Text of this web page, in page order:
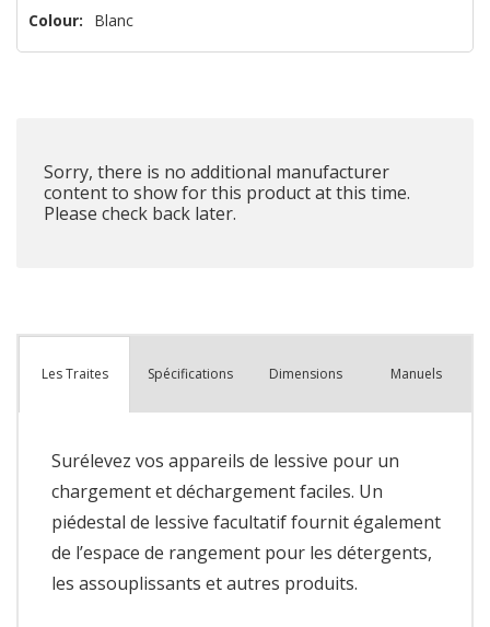
plus
Colour: Blanc
Sorry, there is no additional manufacturer
content to show for this product at this time.
Please check back later.
Les Traites Spécifications Dimensions Manuels
Surélevez vos appareils de lessive pour un
chargement et déchargement faciles. Un
piédestal de lessive facultatif fournit également
de l’espace de rangement pour les détergents,
les assouplissants et autres produits.